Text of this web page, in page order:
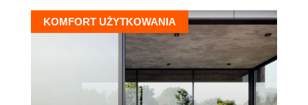
KOMFORT UŻYTKOWANIA